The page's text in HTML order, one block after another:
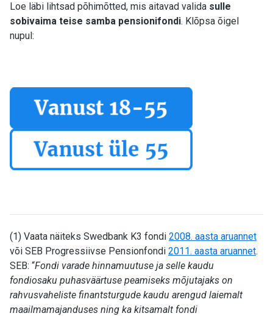
Loe läbi lihtsad põhimõtted, mis aitavad valida sulle
sobivaima teise samba pensionifondi. Klõpsa õigel
nupul:
(1) Vaata näiteks Swedbank K3 fondi 2008. aasta aruannet
või SEB Progressiivse Pensionfondi 2011. aasta aruannet.
SEB: “Fondi varade hinnamuutuse ja selle kaudu
fondiosaku puhasväärtuse peamiseks mõjutajaks on
rahvusvaheliste finantsturgude kaudu arengud laiemalt
maailmamajanduses ning ka kitsamalt fondi